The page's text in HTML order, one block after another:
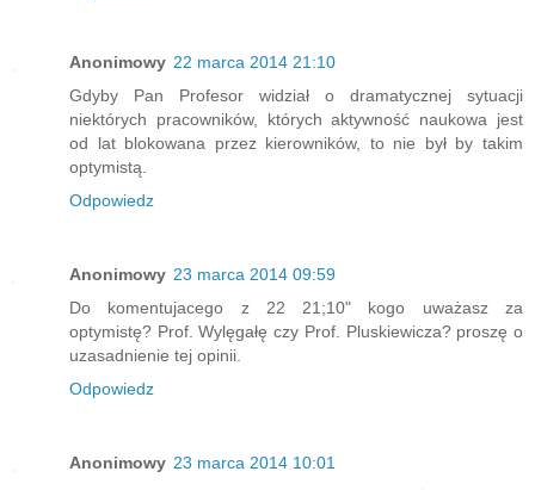
Anonimowy 22 marca 2014 21:10
Gdyby Pan Profesor widział o dramatycznej sytuacji
niektórych pracowników, których aktywność naukowa jest
od lat blokowana przez kierowników, to nie był by takim
optymistą.
Odpowiedz
Anonimowy 23 marca 2014 09:59
Do komentujacego z 22 21;10" kogo uważasz za
optymistę? Prof. Wylęgałę czy Prof. Pluskiewicza? proszę o
uzasadnienie tej opinii.
Odpowiedz
Anonimowy 23 marca 2014 10:01